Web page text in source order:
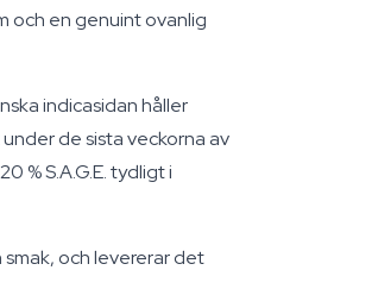
och en genuint ovanlig
indicasidan håller
de sista veckorna av
% S.A.G.E. tydligt i
och levererar det